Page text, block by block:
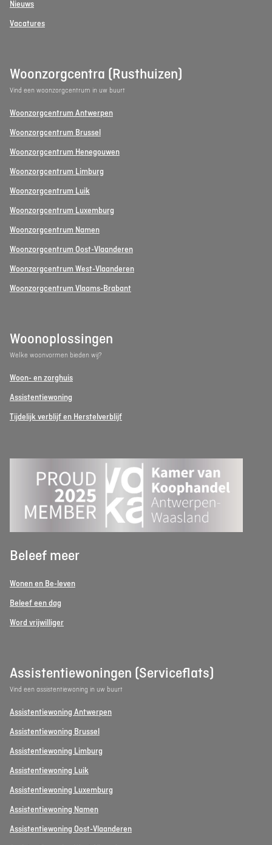
Nieuws
Vacatures
Woonzorgcentra (Rusthuizen)
Vind een woonzorgcentrum in uw buurt
Woonzorgcentrum Antwerpen
Woonzorgcentrum Brussel
Woonzorgcentrum Henegouwen
Woonzorgcentrum Limburg
Woonzorgcentrum Luik
Woonzorgcentrum Luxemburg
Woonzorgcentrum Namen
Woonzorgcentrum Oost-Vlaanderen
Woonzorgcentrum West-Vlaanderen
Woonzorgcentrum Vlaams-Brabant
Woonoplossingen
Welke woonvormen bieden wij?
Woon- en zorghuis
Assistentiewoning
Tijdelijk verblijf en Herstelverblijf
Beleef meer
Wonen en Be-leven
Beleef een dag
Word vrijwilliger
Assistentiewoningen (Serviceflats)
Vind een assistentiewoning in uw buurt
Assistentiewoning Antwerpen
Assistentiewoning Brussel
Assistentiewoning Limburg
Assistentiewoning Luik
Assistentiewoning Luxemburg
Assistentiewoning Namen
Assistentiewoning Oost-Vlaanderen